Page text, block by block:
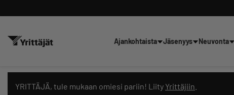
Ajankohtaista Jäsenyys Neuvonta
YRITTÄJÄ, tule mukaan omiesi pariin! Liity Yrittäjiin
Hae sivustolta tai kysy suoraan